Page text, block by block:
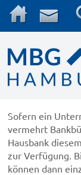
Sofern ein
vermehrt
Hausbank
zur Verfügung.
können dann